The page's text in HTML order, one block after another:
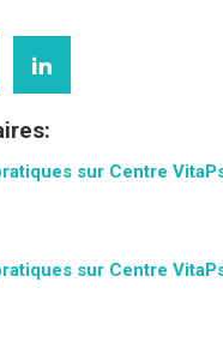
sur Centre
sur Centre